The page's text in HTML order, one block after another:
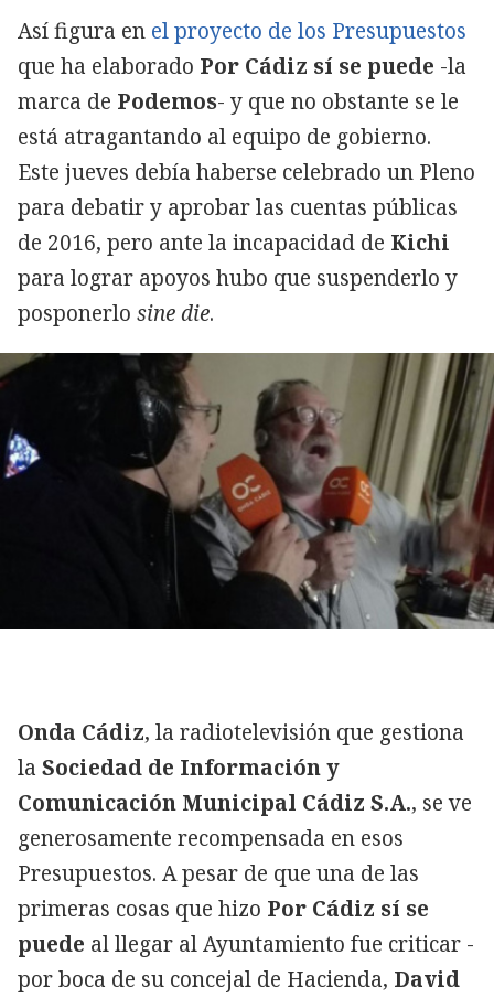
Así figura en el proyecto de los Presupuestos
que ha elaborado Por Cádiz sí se puede -la
marca de Podemos- y que no obstante se le
está atragantando al equipo de gobierno.
Este jueves debía haberse celebrado un Pleno
para debatir y aprobar las cuentas públicas
de 2016, pero ante la incapacidad de Kichi
para lograr apoyos hubo que suspenderlo y
posponerlo sine die.
Onda Cádiz, la radiotelevisión que gestiona
la Sociedad de Información y
Comunicación Municipal Cádiz S.A., se ve
generosamente recompensada en esos
Presupuestos. A pesar de que una de las
primeras cosas que hizo Por Cádiz sí se
puede al llegar al Ayuntamiento fue criticar -
por boca de su concejal de Hacienda, David